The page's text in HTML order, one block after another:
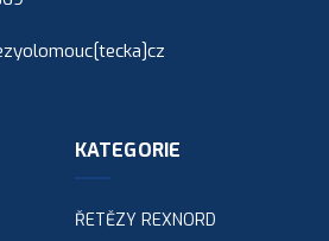
KATEGORIE
ŘETĚZY REXNORD